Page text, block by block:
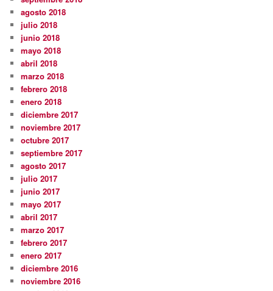
agosto 2018
julio 2018
junio 2018
mayo 2018
abril 2018
marzo 2018
febrero 2018
enero 2018
diciembre 2017
noviembre 2017
octubre 2017
septiembre 2017
agosto 2017
julio 2017
junio 2017
mayo 2017
abril 2017
marzo 2017
febrero 2017
enero 2017
diciembre 2016
noviembre 2016